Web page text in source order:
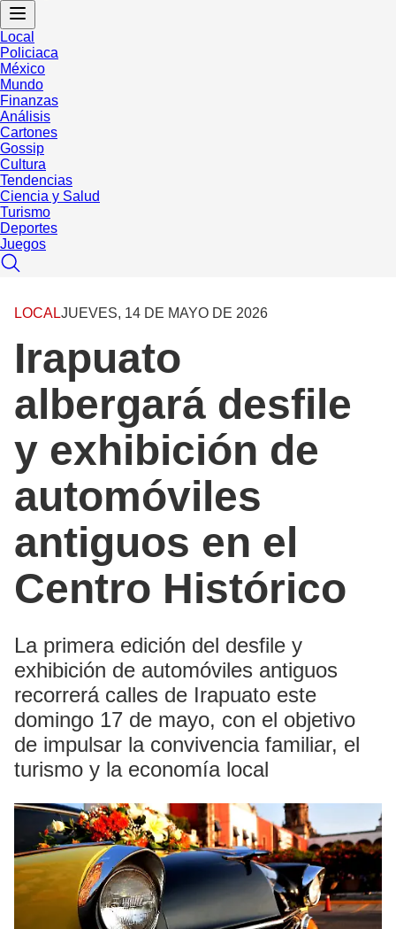
Local
Policiaca
México
Mundo
Finanzas
Análisis
Cartones
Gossip
Cultura
Tendencias
Ciencia y Salud
Turismo
Deportes
Juegos
LOCALJUEVES, 14 DE MAYO DE 2026
Irapuato
albergará desfile
y exhibición de
automóviles
antiguos en el
Centro Histórico
La primera edición del desfile y
exhibición de automóviles antiguos
recorrerá calles de Irapuato este
domingo 17 de mayo, con el objetivo
de impulsar la convivencia familiar, el
turismo y la economía local